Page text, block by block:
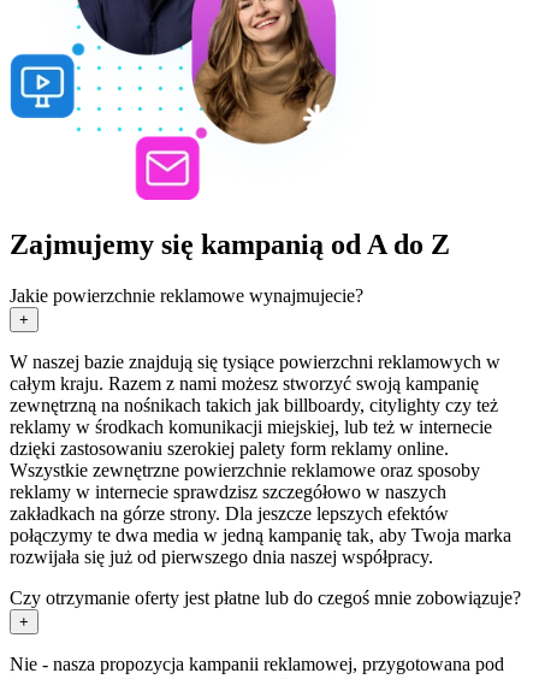
Zajmujemy się kampanią od A do Z
Jakie powierzchnie reklamowe wynajmujecie?
+
W naszej bazie znajdują się tysiące powierzchni reklamowych w
całym kraju. Razem z nami możesz stworzyć swoją kampanię
zewnętrzną na nośnikach takich jak billboardy, citylighty czy też
reklamy w środkach komunikacji miejskiej, lub też w internecie
dzięki zastosowaniu szerokiej palety form reklamy online.
Wszystkie zewnętrzne powierzchnie reklamowe oraz sposoby
reklamy w internecie sprawdzisz szczegółowo w naszych
zakładkach na górze strony. Dla jeszcze lepszych efektów
połączymy te dwa media w jedną kampanię tak, aby Twoja marka
rozwijała się już od pierwszego dnia naszej współpracy.
Czy otrzymanie oferty jest płatne lub do czegoś mnie zobowiązuje?
+
Nie - nasza propozycja kampanii reklamowej, przygotowana pod